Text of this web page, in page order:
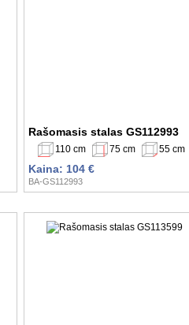
Rašomasis stalas GS112993
110 cm 75 cm 55 cm
Kaina: 104 €
BA-GS112993